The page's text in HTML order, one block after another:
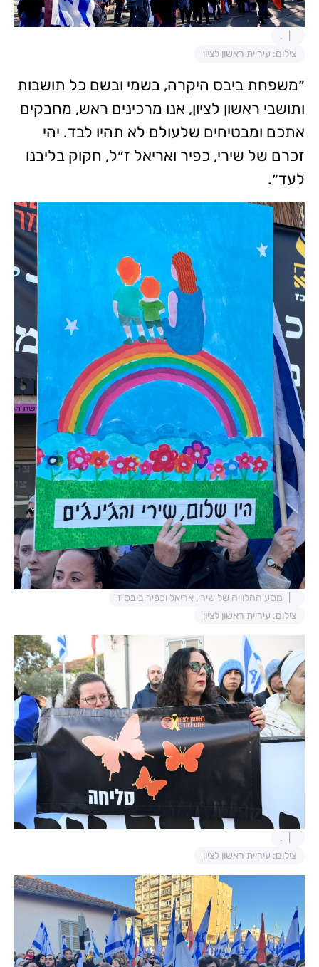
.
צילום: עיריית ראשון לציון
״משפחת ביבס היקרה, בשמי ובשם כל תושבות
ותושבי ראשון לציון, אנו מרכינים ראש, מחבקים
אתכם ומבטיחים שלעולם לא תהיו לבד. יהי
זכרם של שירי, כפיר ואריאל ז״ל, חקוק בליבנו
לעד״.
מסע ההלוויה של שירי, אריאל וכפיר ביבס ז
צילום: עיריית ראשון לציון
.
צילום: עיריית ראשון לציון